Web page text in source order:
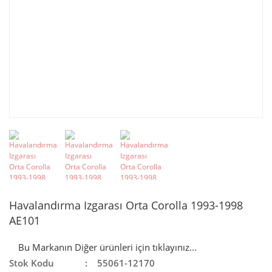
Havalandırma Izgarası Orta Corolla 1993-1998
AE101
Bu Markanın Diğer ürünleri için tıklayınız...
Stok Kodu
55061-12170